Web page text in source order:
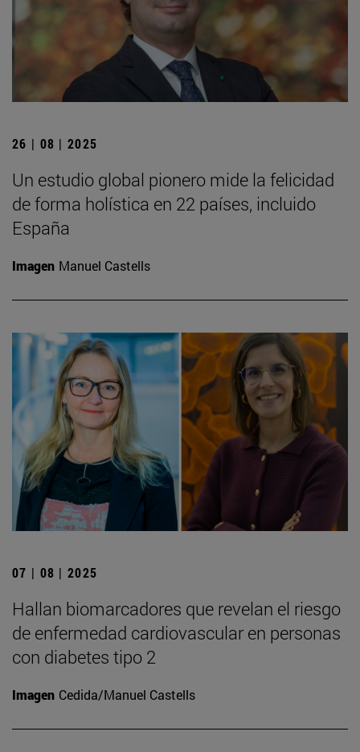
26 | 08 | 2025
Un estudio global pionero mide la felicidad
de forma holística en 22 países, incluido
España
Imagen Manuel Castells
07 | 08 | 2025
Hallan biomarcadores que revelan el riesgo
de enfermedad cardiovascular en personas
con diabetes tipo 2
Imagen Cedida/Manuel Castells